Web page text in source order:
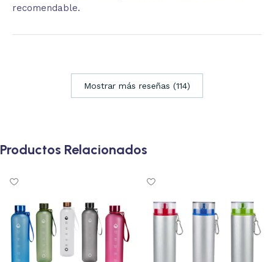
recomendable.
Mostrar más reseñas (114)
Productos Relacionados